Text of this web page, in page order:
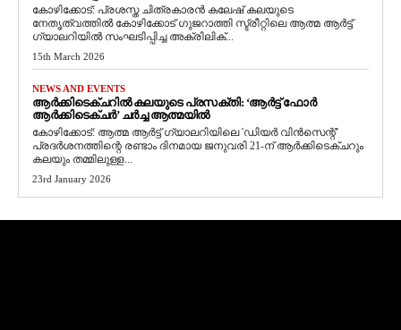
കോഴിക്കോട്: പ്രശസ്ത ചിത്രകാരൻ കലേഷ് കലയുടെ
നേതൃത്വത്തിൽ കോഴിക്കോട് ഗുജറാത്തി സ്ട്രീറ്റിലെ ആത്മ ആർട്ട്
ഗ്യാലറിയിൽ സംഘടിപ്പിച്ച അക്രിലിക്...
15th March 2026
NEWS AND EVENTS
ആർക്കിടെക്ചറിൽ കലയുടെ പ്രസക്തി: ‘ആർട്ട് ഫോർ
ആർക്കിടെക്ചർ’ ചർച്ച ആത്മയിൽ
​കോഴിക്കോട്: ആത്മ ആർട്ട് ഗ്യാലറിയിലെ 'ഡിയർ വിൻസെന്റ്'
പ്രദർശനത്തിന്റെ രണ്ടാം ദിനമായ ജനുവരി 21-ന് ആർക്കിടെക്ചറും
കലയും തമ്മിലുള്ള...
23rd January 2026